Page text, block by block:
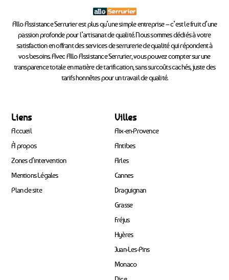
Allo Assistance Serrurier est plus qu’une simple entreprise – c’est le fruit d’une
passion profonde pour l’artisanat de qualité. Nous sommes dédiés à votre
satisfaction en offrant des services de serrurerie de qualité qui répondent à
vos besoins. Avec Allo Assistance Serrurier, vous pouvez compter sur une
transparence totale en matière de tarification, sans surcoûts cachés, juste des
tarifs honnêtes pour un travail de qualité.
Liens
Accueil
À propos
Zones d’intervention
Mentions Légales
Plan de site
Villes
Aix-en-Provence
Antibes
Arles
Cannes
Draguignan
Grasse
Fréjus
Hyères
Juan-Les-Pins
Monaco